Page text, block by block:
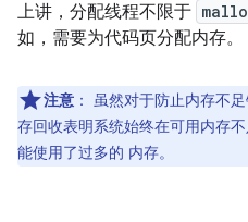
上讲，分配线程不限于
如，需要为代码页分配内存。
注意 ： 虽然对于防止内存不
存回收表明系统始终在可用内存
能使用了过多的 内存。